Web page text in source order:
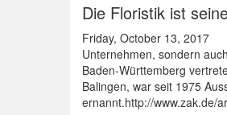
Die Floristik ist
Friday, October 13, 2017
Unternehmen, sondern
Baden-Württemberg
Balingen, war seit 1975
ernannt.http://www.zak.de/